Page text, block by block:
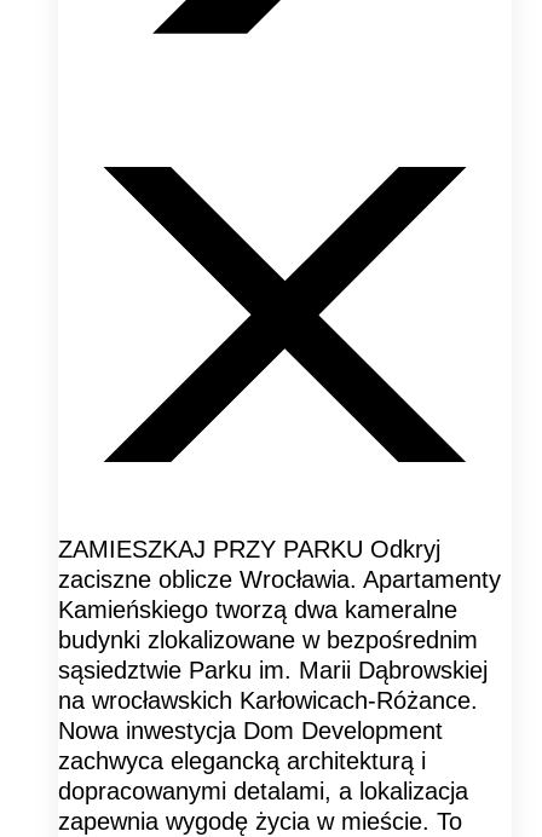
ZAMIESZKAJ PRZY PARKU Odkryj
zaciszne oblicze Wrocławia. Apartamenty
Kamieńskiego tworzą dwa kameralne
budynki zlokalizowane w bezpośrednim
sąsiedztwie Parku im. Marii Dąbrowskiej
na wrocławskich Karłowicach-Różance.
Nowa inwestycja Dom Development
zachwyca elegancką architekturą i
dopracowanymi detalami, a lokalizacja
zapewnia wygodę życia w mieście. To